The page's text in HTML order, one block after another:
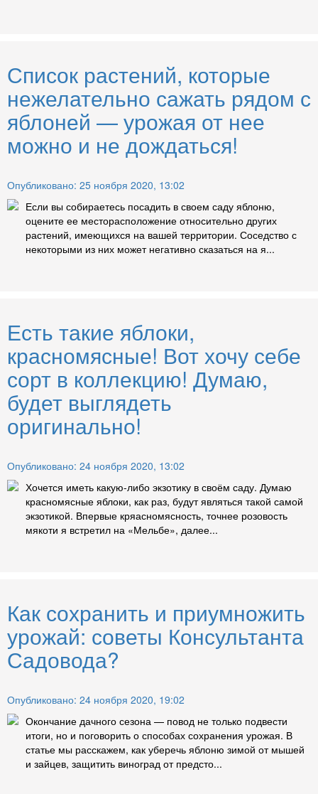
Список растений, которые
нежелательно сажать рядом с
яблоней — урожая от нее
можно и не дождаться!
Опубликовано: 25 ноября 2020, 13:02
Если вы собираетесь посадить в своем саду яблоню,
оцените ее месторасположение относительно других
растений, имеющихся на вашей территории. Соседство с
некоторыми из них может негативно сказаться на я...
Есть такие яблоки,
красномясные! Вот хочу себе
сорт в коллекцию! Думаю,
будет выглядеть
оригинально!
Опубликовано: 24 ноября 2020, 13:02
Хочется иметь какую-либо экзотику в своём саду. Думаю
красномясные яблоки, как раз, будут являться такой самой
экзотикой. Впервые кряасномясность, точнее розовость
мякоти я встретил на «Мельбе», далее...
Как сохранить и приумножить
урожай: советы Консультанта
Садовода?
Опубликовано: 24 ноября 2020, 19:02
Окончание дачного сезона — повод не только подвести
итоги, но и поговорить о способах сохранения урожая. В
статье мы расскажем, как уберечь яблоню зимой от мышей
и зайцев, защитить виноград от предсто...